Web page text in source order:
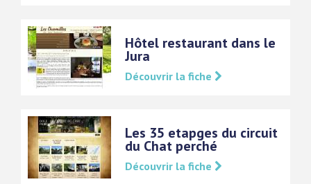
Hôtel restaurant dans le
Jura
Découvrir la fiche
Les 35 etapges du circuit
du Chat perché
Découvrir la fiche